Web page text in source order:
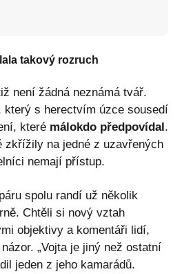
takový rozruch
není žádná neznámá tvář.
který s herectvím úzce sousedí
které málokdo předpovídal.
zkřížily na jedné z uzavřených
nemají přístup.
spolu randí už několik
Chtěli si nový vztah
objektivy a komentáři lidí,
„Vojta je jiný než ostatní
jeden z jeho kamarádů.